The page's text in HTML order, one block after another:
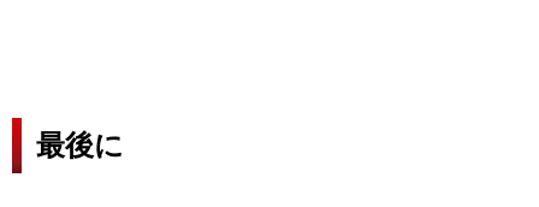
最後に